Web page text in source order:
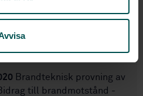
Brandteknisk provning av
till brandmotstånd -